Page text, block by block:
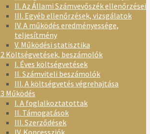
II. Az Állami Számvevőszék ellenőrzései
III. Egyéb ellenőrzések, vizsgálatok
IV. A működés eredményessége,
teljesítmény
V. Működési statisztika
Költségvetések, beszámolók
I. Éves költségvetések
II. Számviteli beszámolók
III. A költségvetés végrehajtása
Működés
I. A foglalkoztatottak
II. Támogatások
III. Szerződések
IV. Koncessziók